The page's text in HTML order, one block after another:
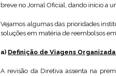
breve no Jornal Oficial, dando início a
Vejamos algumas das prioridades
soluções em matéria de reembolsos
a) Definição de Viagens
A revisão da Diretiva assenta na